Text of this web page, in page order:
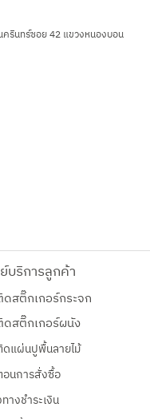
รินทร์ซอย 42แขวงหนองบอน
บริการลูกค้า
สติ๊กเกอร์กระจก
ดสติ๊กเกอร์ผนัง
แผ่นปูพื้นลายไม้
นการสั่งซื้อ
างชำระเงิน